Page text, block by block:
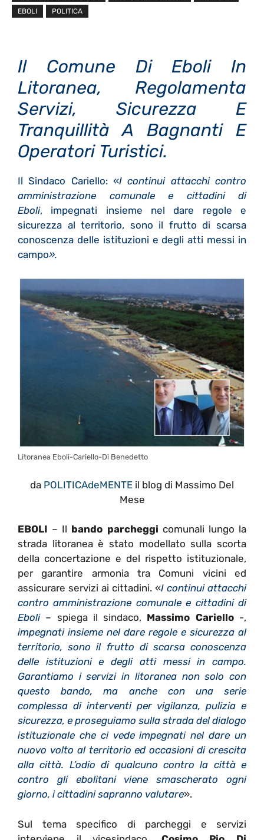
EBOLI
POLITICA
Il Comune Di Eboli In
Litoranea, Regolamenta
Servizi, Sicurezza E
Tranquillità A Bagnanti E
Operatori Turistici.
Il Sindaco Cariello: «I continui attacchi contro
amministrazione comunale e cittadini di
Eboli, impegnati insieme nel dare regole e
sicurezza al territorio, sono il frutto di scarsa
conoscenza delle istituzioni e degli atti messi in
campo».
Litoranea Eboli-Cariello-Di Benedetto
da POLITICAdeMENTE il blog di Massimo Del
Mese
EBOLI – Il bando parcheggi comunali lungo la
strada litoranea è stato modellato sulla scorta
della concertazione e del rispetto istituzionale,
per garantire armonia tra Comuni vicini ed
assicurare servizi ai cittadini. «I continui attacchi
contro amministrazione comunale e cittadini di
Eboli– spiega il sindaco, Massimo Cariello-,
impegnati insieme nel dare regole e sicurezza al
territorio, sono il frutto di scarsa conoscenza
delle istituzioni e degli atti messi in campo.
Garantiamo i servizi in litoranea non solo con
questo bando, ma anche con una serie
complessa di interventi per vigilanza, pulizia e
sicurezza, e proseguiamo sulla strada del dialogo
istituzionale che ci vede impegnati nel dare un
nuovo volto al territorio ed occasioni di crescita
alla città. L’odio di qualcuno contro la città e
contro gli ebolitani viene smascherato ogni
giorno, i cittadini sapranno valutare».
Sul tema specifico di parcheggi e servizi